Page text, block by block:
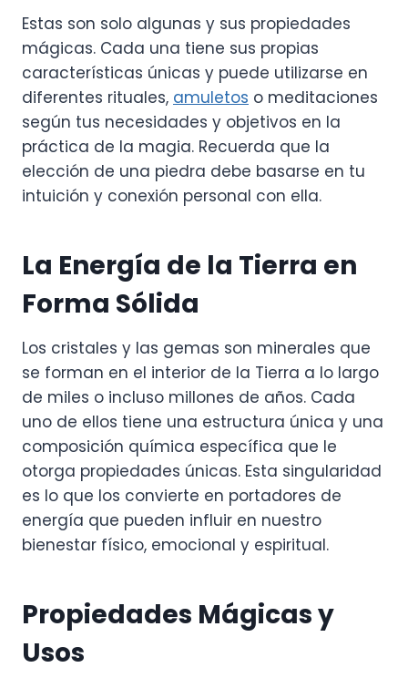
Estas son solo algunas y sus propiedades
mágicas. Cada una tiene sus propias
características únicas y puede utilizarse en
diferentes rituales, amuletos o meditaciones
según tus necesidades y objetivos en la
práctica de la magia. Recuerda que la
elección de una piedra debe basarse en tu
intuición y conexión personal con ella.
La Energía de la Tierra en
Forma Sólida
Los cristales y las gemas son minerales que
se forman en el interior de la Tierra a lo largo
de miles o incluso millones de años. Cada
uno de ellos tiene una estructura única y una
composición química específica que le
otorga propiedades únicas. Esta singularidad
es lo que los convierte en portadores de
energía que pueden influir en nuestro
bienestar físico, emocional y espiritual.
Propiedades Mágicas y
Usos